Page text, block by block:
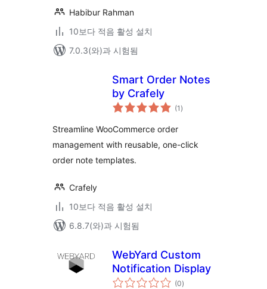
Habibur Rahman
10보다 적음 활성 설치
7.0.3(와)과 시험됨
Smart Order Notes
by Crafely
(1 전
체)
Streamline WooCommerce order
management with reusable, one-click
order note templates.
Crafely
10보다 적음 활성 설치
6.8.7(와)과 시험됨
WebYard Custom
Notification Display
(0전
체)